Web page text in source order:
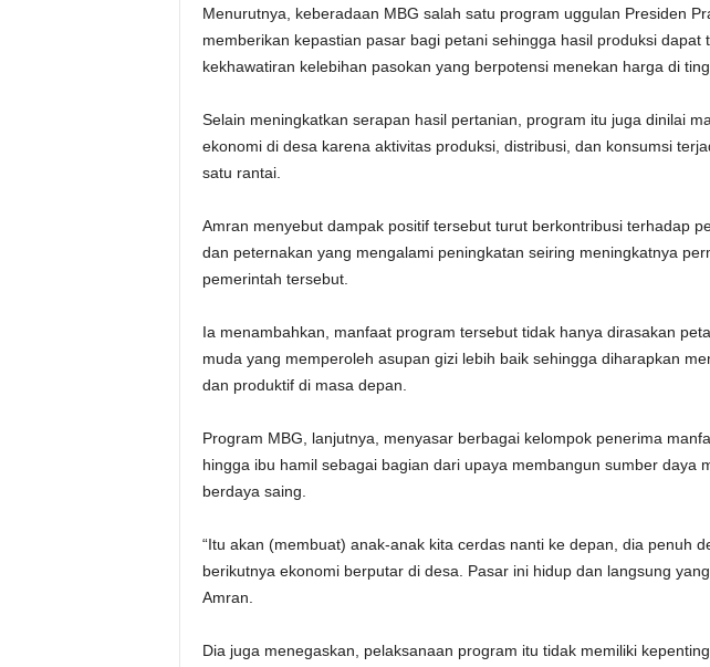
Menurutnya, keberadaan MBG salah satu program uggulan Presiden
memberikan kepastian pasar bagi petani sehingga hasil produksi dapat
kekhawatiran kelebihan pasokan yang berpotensi menekan harga di
Selain meningkatkan serapan hasil pertanian, program itu juga dinilai
ekonomi di desa karena aktivitas produksi, distribusi, dan konsumsi
satu rantai.
Amran menyebut dampak positif tersebut turut berkontribusi terhadap
dan peternakan yang mengalami peningkatan seiring meningkatnya
pemerintah tersebut.
Ia menambahkan, manfaat program tersebut tidak hanya dirasakan
muda yang memperoleh asupan gizi lebih baik sehingga diharapkan
dan produktif di masa depan.
Program MBG, lanjutnya, menyasar berbagai kelompok penerima
hingga ibu hamil sebagai bagian dari upaya membangun sumber daya
berdaya saing.
“Itu akan (membuat) anak-anak kita cerdas nanti ke depan, dia penuh
berikutnya ekonomi berputar di desa. Pasar ini hidup dan langsung
Amran.
Dia juga menegaskan, pelaksanaan program itu tidak memiliki